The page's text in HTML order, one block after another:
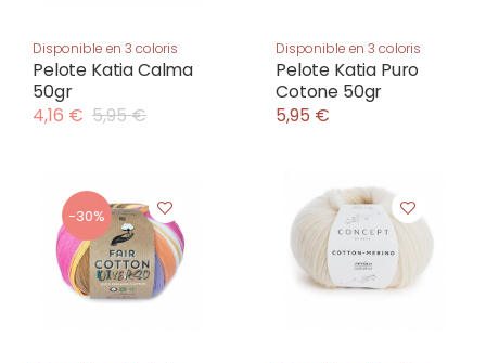
Disponible en 3 coloris
Pelote Katia Calma
50gr
4,16 € 5,95 €
Disponible en 3 coloris
Pelote Katia Puro
Cotone 50gr
5,95 €
-30%